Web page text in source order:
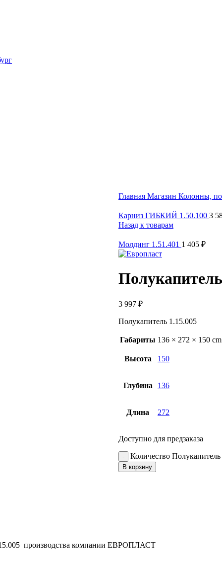
Главная Магазин Колонны,
Карниз ГИБКИЙ 1.50.100 3
Назад к товарам
Молдинг 1.51.401 1 405 ₽
3 997 ₽
Полукапитель 1.15.005
Габариты 136 × 272 × 150 cm
Высота 150
Глубина 136
Длина 272
Доступно для предзаказа
Количество
В корзину
производства компании ЕВРОПЛАСТ